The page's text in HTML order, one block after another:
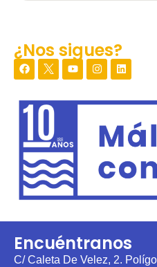
¿Nos sigues?
Encuéntranos
C/ Caleta De Velez, 2.